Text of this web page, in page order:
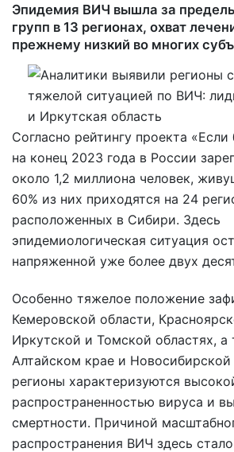
Эпидемия ВИЧ вышла за
групп в 13 регионах, охват
прежнему низкий во многих
Согласно рейтингу проекта
на конец 2023 года в России
около 1,2 миллиона человек,
60% из них приходятся на 24
расположенных в Сибири. Здесь
эпидемиологическая ситуация
напряженной уже более двух
Особенно тяжелое положение
Кемеровской области,
Иркутской и Томской областях, а
Алтайском крае и Новосибирской
регионы характеризуются
распространенностью вируса и
смертности. Причиной
распространения ВИЧ здесь